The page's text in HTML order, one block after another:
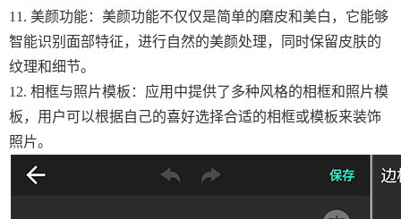
11. 美颜功能：美颜功能不仅仅是简单的磨皮和美白，它能够
智能识别面部特征，进行自然的美颜处理，同时保留皮肤的
纹理和细节。
12. 相框与照片模板：应用中提供了多种风格的相框和照片模
板，用户可以根据自己的喜好选择合适的相框或模板来装饰
照片。